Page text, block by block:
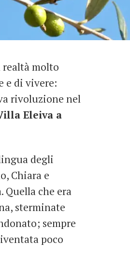
realtà molto
e di vivere:
rivoluzione nel
Eleiva a
degli
Chiara e
che era
sterminate
sempre
poco